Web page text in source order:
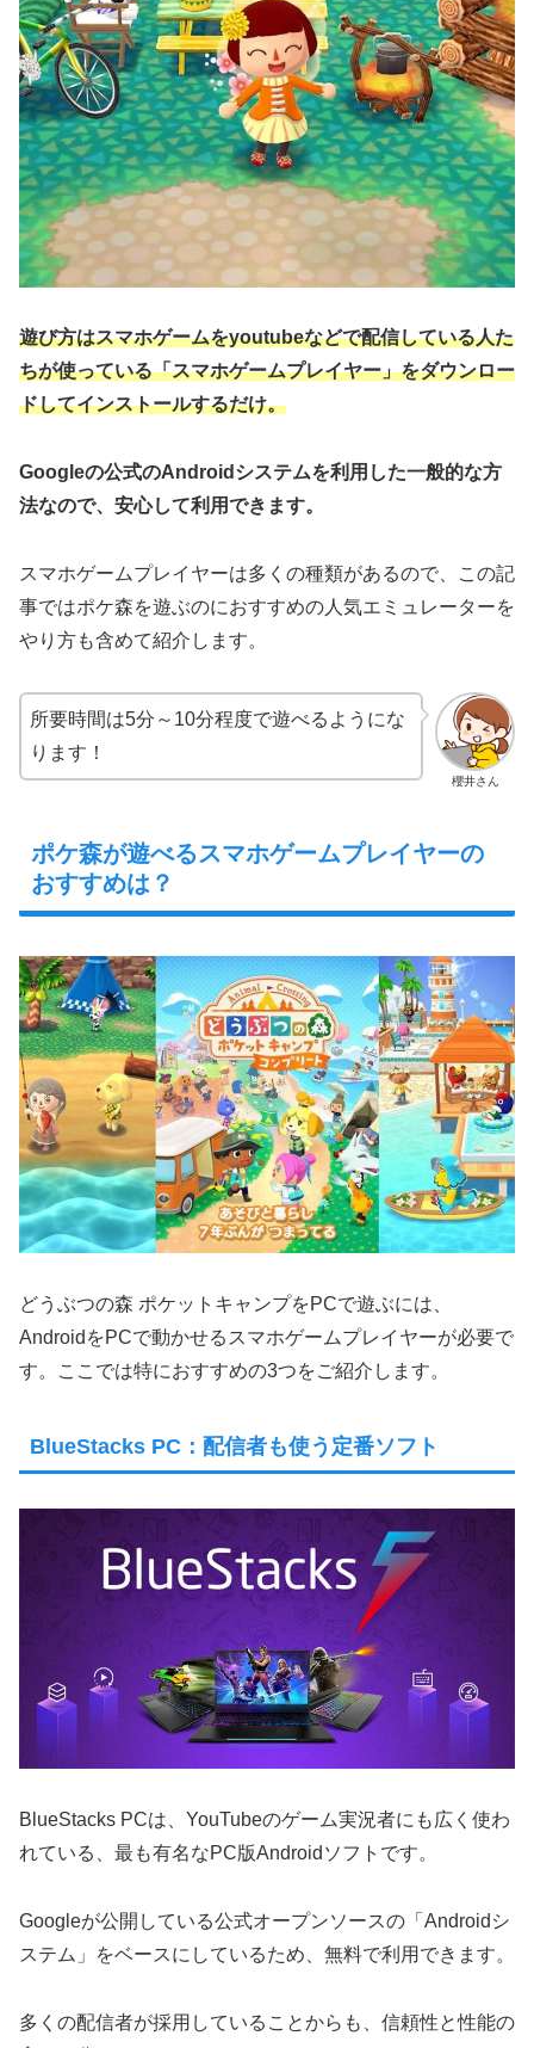
遊び方はスマホゲームをyoutubeなどで配信している人た
ちが使っている「スマホゲームプレイヤー」をダウンロー
ドしてインストールするだけ。
Googleの公式のAndroidシステムを利用した一般的な方
法なので、安心して利用できます。
スマホゲームプレイヤーは多くの種類があるので、この記
事ではポケ森を遊ぶのにおすすめの人気エミュレーターを
やり方も含めて紹介します。
櫻井さん
所要時間は5分～10分程度で遊べるようにな
ります！
ポケ森が遊べるスマホゲームプレイヤーの
おすすめは？
どうぶつの森 ポケットキャンプをPCで遊ぶには、
AndroidをPCで動かせるスマホゲームプレイヤーが必要で
す。ここでは特におすすめの3つをご紹介します。
BlueStacks PC：配信者も使う定番ソフト
BlueStacks PCは、YouTubeのゲーム実況者にも広く使わ
れている、最も有名なPC版Androidソフトです。
Googleが公開している公式オープンソースの「Androidシ
ステム」をベースにしているため、無料で利用できます。
多くの配信者が採用していることからも、信頼性と性能の